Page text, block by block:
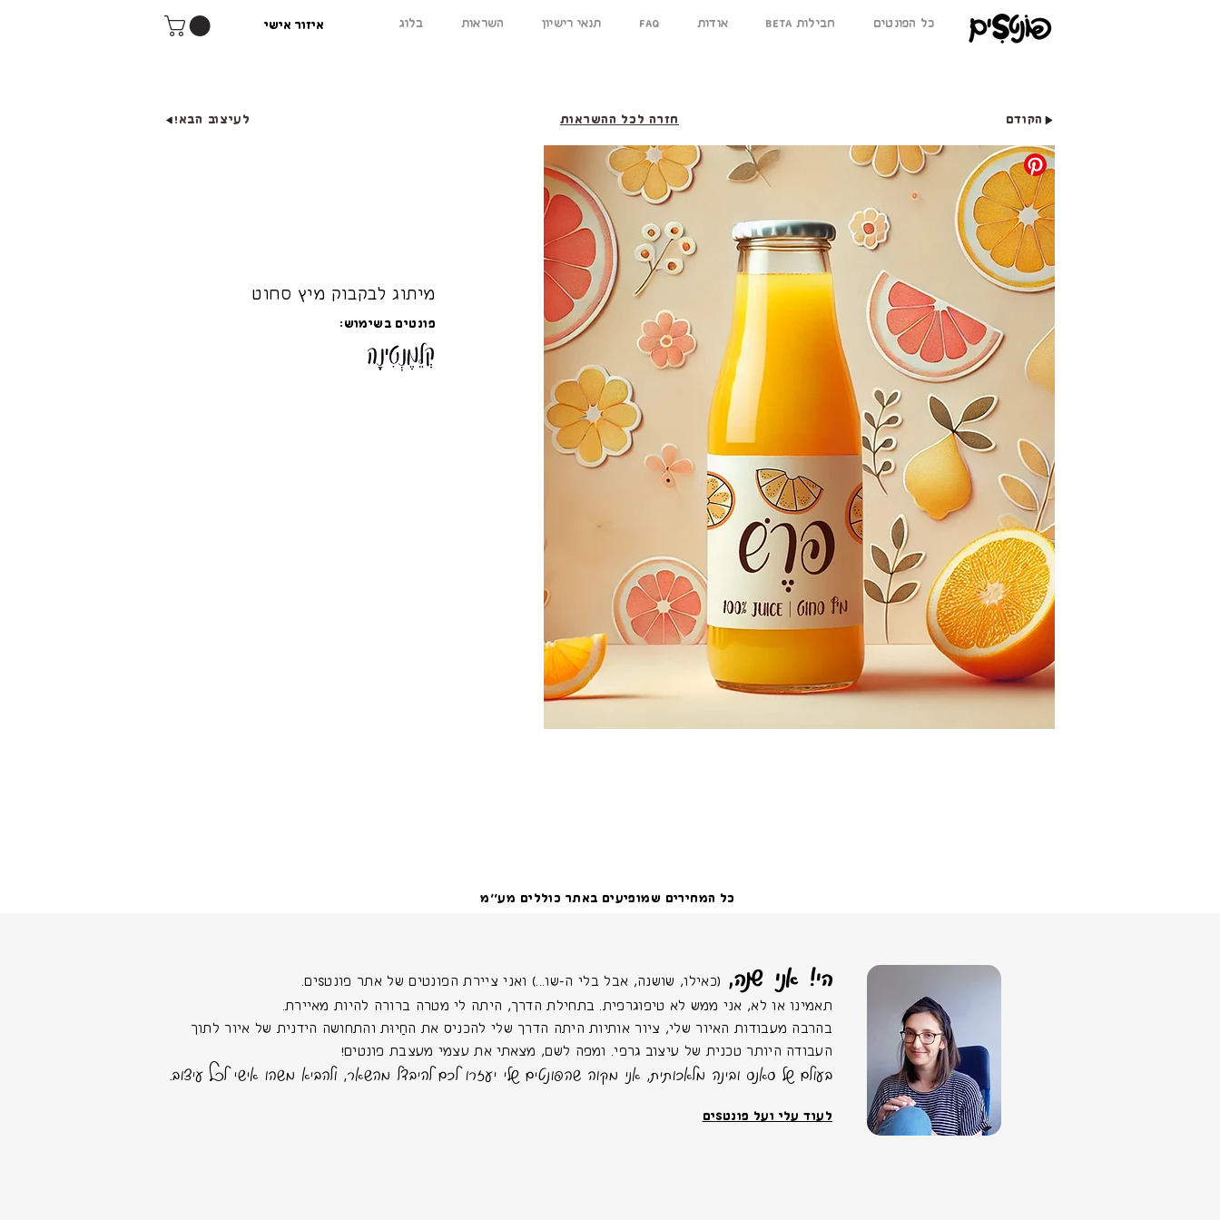
איזור אישי כל הפונטים BETA חבילות אודות FAQ תנאי רישיון השראות בלוג
לעיצוב הבא!
מיתוג לבקבוק מיץ סחוט
פונטים בשימוש:
הקודם חזרה לכל ההשראות
כל המחירים שמופיעים באתר כוללים מע׳׳מ
הי! אני שנה,
(כאילו, שושנה, אבל בלי ה-שו...) ואני ציירת הפונטים של אתר פונטSים.
תאמינו או לא, אני ממש לא טיפוגרפית. בתחילת הדרך, היתה לי מטרה ברורה להיות מאיירת.
בהרבה מעבודות האיור שלי, ציור אותיות היתה הדרך שלי להכניס את החַיוּת והתחושה הידנית של איור לתוך
העבודה היותר טכנית של עיצוב גרפי. ומפה לשם, מצאתי את עצמי מעצבת פונטים!
בעולם של סאנס ובינה מלאכותית, אני מקוה שהפונטים שלי יעזרו לכם להיבדל מהשאר, ולהביא משהו אישי לכל עיצוב.
לעוד עלי ועל פונטSים